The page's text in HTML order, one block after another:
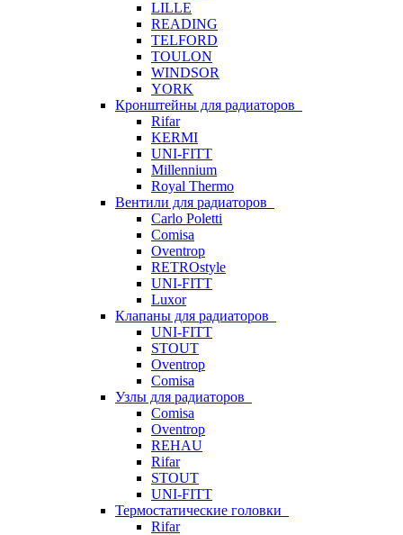
LILLE
READING
TELFORD
TOULON
WINDSOR
YORK
Кронштейны для радиаторов
Rifar
KERMI
UNI-FITT
Millennium
Royal Thermo
Вентили для радиаторов
Carlo Poletti
Comisa
Oventrop
RETROstyle
UNI-FITT
Luxor
Клапаны для радиаторов
UNI-FITT
STOUT
Oventrop
Comisa
Узлы для радиаторов
Comisa
Oventrop
REHAU
Rifar
STOUT
UNI-FITT
Термостатические головки
Rifar